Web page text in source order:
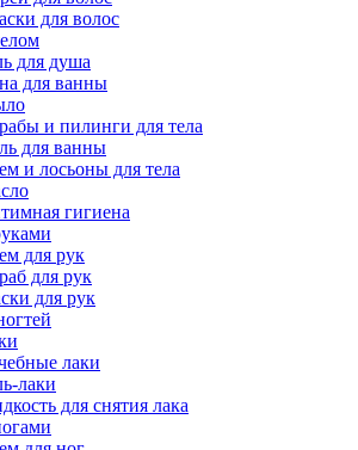
для волос
для душа
для ванны
и пилинги для тела
для ванны
и лосьоны для тела
гигиена
для рук
для рук
для рук
лаки
лаки
для снятия лака